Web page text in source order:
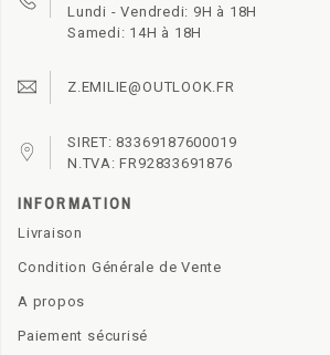
Lundi - Vendredi: 9H à 18H
Samedi: 14H à 18H
Z.EMILIE@OUTLOOK.FR
SIRET: 83369187600019
N.TVA: FR92833691876
INFORMATION
Livraison
Condition Générale de Vente
A propos
Paiement sécurisé